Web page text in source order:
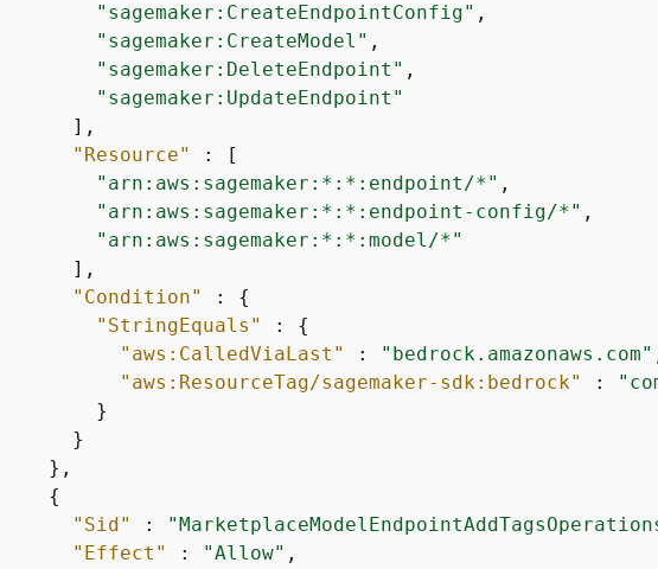
"sagemaker:CreateEndpointConfig" ,
"sagemaker:CreateModel" ,
"sagemaker:DeleteEndpoint" ,
"sagemaker:UpdateEndpoint"
      ],
"Resource"
: [
"arn:aws:sagemaker:*:*:endpoint/*" ,
"arn:aws:sagemaker:*:*:endpoint-config/*" ,
"arn:aws:sagemaker:*:*:model/*"
      ],
"Condition"
: {
"StringEquals"
: {
"aws:CalledViaLast"
: "bedrock.amazonaws.com"
"aws:ResourceTag/sagemaker-sdk:bedrock"
:
        }
      }
    },
{
"Sid"
:
"Effect"
: "Allow" ,